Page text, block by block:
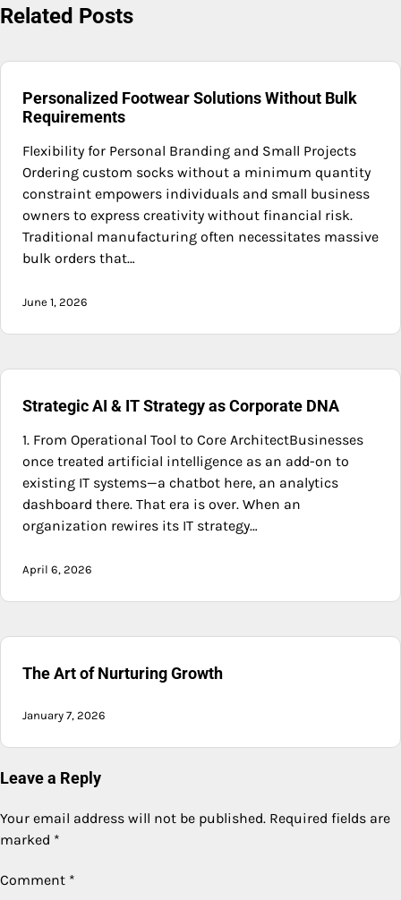
Related Posts
Personalized Footwear Solutions Without Bulk
Requirements
Flexibility for Personal Branding and Small Projects
Ordering custom socks without a minimum quantity
constraint empowers individuals and small business
owners to express creativity without financial risk.
Traditional manufacturing often necessitates massive
bulk orders that…
June 1, 2026
Strategic AI & IT Strategy as Corporate DNA
1. From Operational Tool to Core ArchitectBusinesses
once treated artificial intelligence as an add-on to
existing IT systems—a chatbot here, an analytics
dashboard there. That era is over. When an
organization rewires its IT strategy…
April 6, 2026
The Art of Nurturing Growth
January 7, 2026
Leave a Reply
Your email address will not be published. Required fields are
marked *
Comment *